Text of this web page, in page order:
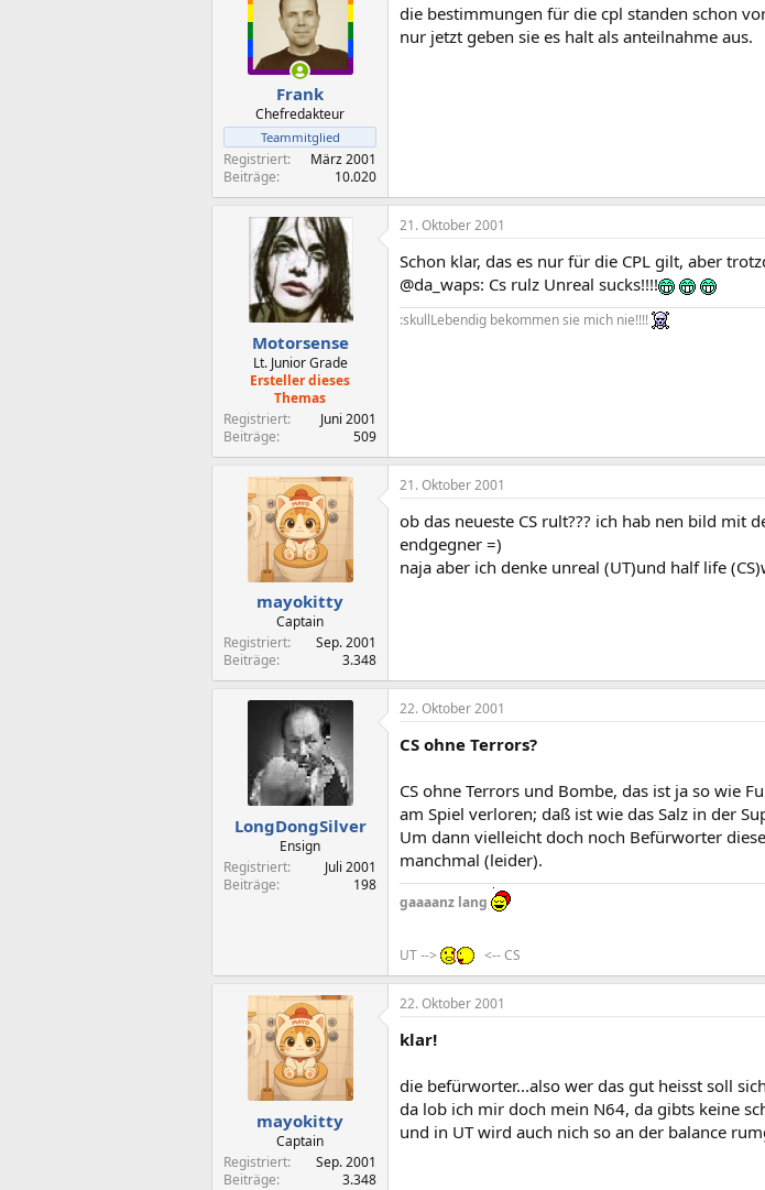
Frank
Chefredakteur
Teammitglied
Registriert
März 2001
Beiträge
10.020
die bestimmungen für die cpl standen schon
nur jetzt geben sie es halt als anteilnahme aus.
Motorsense
Lt. Junior Grade
Ersteller dieses
Themas
Registriert
Juni 2001
Beiträge
509
21. Oktober 2001
Schon klar, das es nur für die CPL gilt, aber
@da_waps: Cs rulz Unreal sucks!!!!
:skullLebendig bekommen sie mich nie!!!!
mayokitty
Captain
Registriert
Sep. 2001
Beiträge
3.348
21. Oktober 2001
ob das neueste CS rult??? ich hab nen bild mit
endgegner =)
naja aber ich denke unreal (UT)und half life
LongDongSilver
Ensign
Registriert
Juli 2001
Beiträge
198
22. Oktober 2001
CS ohne Terrors?
CS ohne Terrors und Bombe, das ist ja so wie
am Spiel verloren; daß ist wie das Salz in der
Um dann vielleicht doch noch Befürworter
manchmal (leider).
gaaaanz lang
UT --> <-- CS
mayokitty
Captain
Registriert
Sep. 2001
Beiträge
3.348
22. Oktober 2001
klar!
die befürworter...also wer das gut heisst soll
da lob ich mir doch mein N64, da gibts keine
und in UT wird auch nich so an der balance